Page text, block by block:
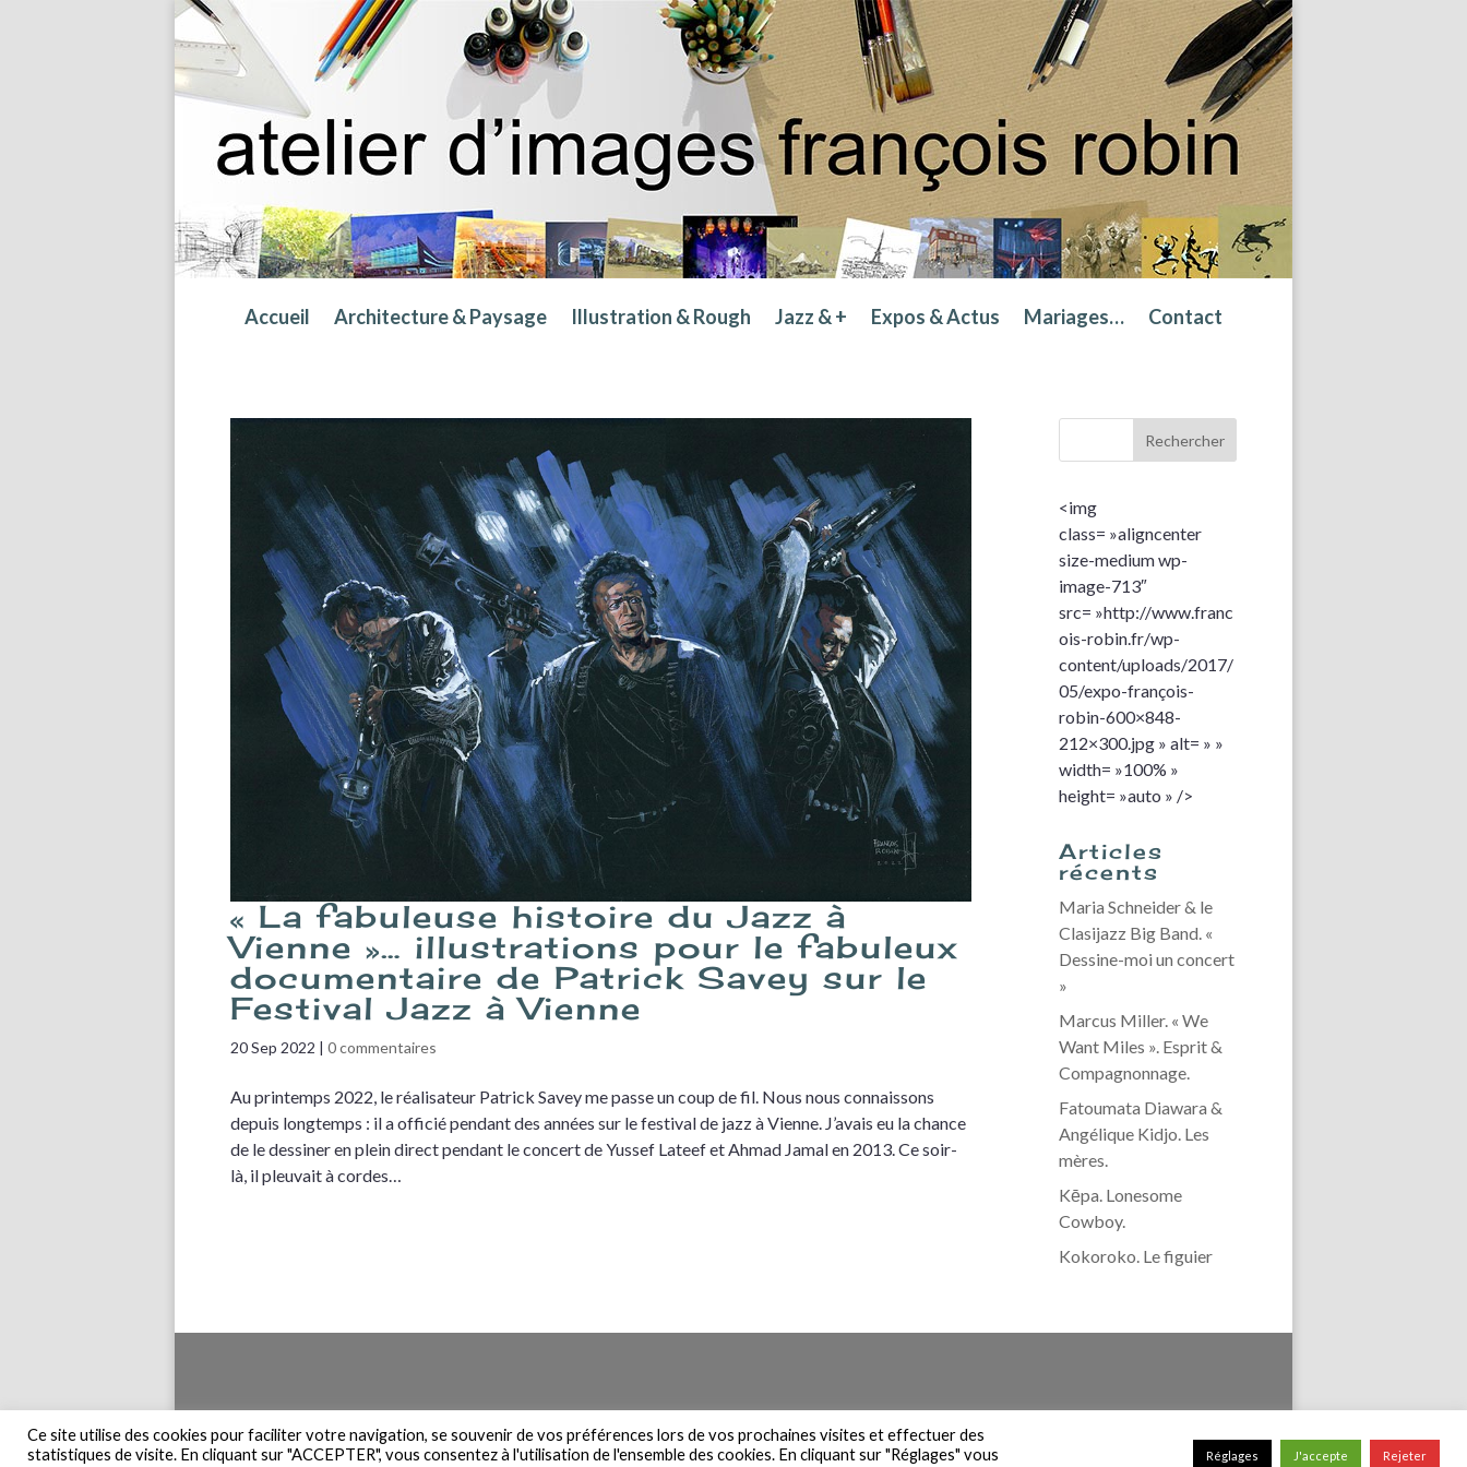
Accueil Architecture & Paysage Illustration & Rough Jazz & + Expos & Actus Mariages… Contact
« La fabuleuse histoire du Jazz à
Vienne »… illustrations pour le fabuleux
documentaire de Patrick Savey sur le
Festival Jazz à Vienne
20 Sep 2022 |0 commentaires
Au printemps 2022, le réalisateur Patrick Savey me passe un coup de fil. Nous nous connaissons
depuis longtemps : il a officié pendant des années sur le festival de jazz à Vienne. J’avais eu la chance
de le dessiner en plein direct pendant le concert de Yussef Lateef et Ahmad Jamal en 2013. Ce soir-
là, il pleuvait à cordes…
<img
class= »aligncenter
size-medium wp-
image-713″
src= »http://www.franc
ois-robin.fr/wp-
content/uploads/2017/
05/expo-françois-
robin-600×848-
212×300.jpg » alt= » »
width= »100% »
height= »auto » />
Articles
récents
Maria Schneider & le
Clasijazz Big Band. «
Dessine-moi un concert
»
Marcus Miller. « We
Want Miles ». Esprit &
Compagnonnage.
Fatoumata Diawara &
Angélique Kidjo. Les
mères.
Kēpa. Lonesome
Cowboy.
Kokoroko. Le figuier
Accueil Plan du site Contact Newsletter Mentions légales
Politique de confidentialité
Ce site utilise des cookies pour faciliter votre navigation, se souvenir de vos préférences lors de vos prochaines visites et effectuer des
statistiques de visite. En cliquant sur "ACCEPTER", vous consentez à l'utilisation de l'ensemble des cookies. En cliquant sur "Réglages" vous
Réglages J'accepte Rejeter